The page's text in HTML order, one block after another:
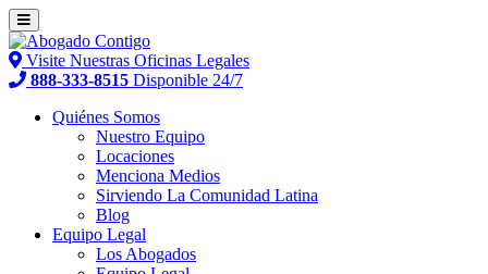
Visite Nuestras Oficinas Legales
888-333-8515 Disponible 24/7
Quiénes Somos
Nuestro Equipo
Locaciones
Menciona Medios
Sirviendo La Comunidad Latina
Blog
Equipo Legal
Los Abogados